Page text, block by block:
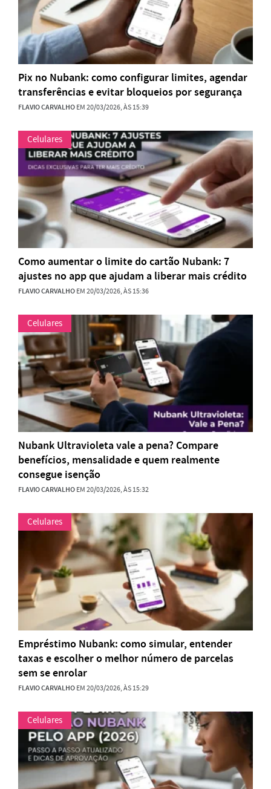
Pix no Nubank: como configurar limites, agendar
transferências e evitar bloqueios por segurança
FLAVIO CARVALHOEM 20/03/2026, ÀS 15:39
Celulares
Como aumentar o limite do cartão Nubank: 7
ajustes no app que ajudam a liberar mais crédito
FLAVIO CARVALHOEM 20/03/2026, ÀS 15:36
Celulares
Nubank Ultravioleta vale a pena? Compare
benefícios, mensalidade e quem realmente
consegue isenção
FLAVIO CARVALHOEM 20/03/2026, ÀS 15:32
Celulares
Empréstimo Nubank: como simular, entender
taxas e escolher o melhor número de parcelas
sem se enrolar
FLAVIO CARVALHOEM 20/03/2026, ÀS 15:29
Celulares